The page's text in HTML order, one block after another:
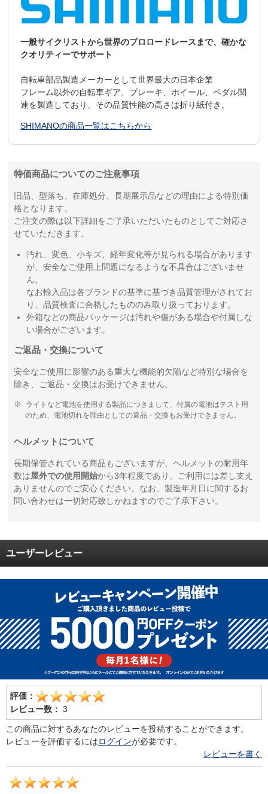
一般サイクリストから世界のプロロードレースまで、確かな
クオリティーでサポート
自転車部品製造メーカーとして世界最大の日本企業
フレーム以外の自転車ギア、ブレーキ、ホイール、ペダル関
連を製造しており、その品質性能の高さは折り紙付き。
SHIMANOの商品一覧はこちらから
特価商品についてのご注意事項
旧品、型落ち、在庫処分、長期展示品などの理由による特別価
格となります。
ご注文の際は以下詳細をご了承いただいたものとしてご対応さ
せていただきます。
汚れ、変色、小キズ、経年変化等が見られる場合があります
が、安全なご使用上問題になるような不具合はございませ
ん。
なお輸入品は各ブランドの基準に基づき品質管理がされてお
り、品質検査に合格したもののみ取り扱っております。
外箱などの商品パッケージは汚れや傷がある場合や付属しな
い場合がございます。
ご返品・交換について
安全なご使用に影響のある重大な機能的欠陥など特別な場合を
除き、ご返品・交換はお受けできません。
ライトなど電池を使用する製品につきまして、付属の電池はテスト用
のため、電池切れを理由としての返品・交換もお受けできません。
ヘルメットについて
長期保管されている商品もございますが、ヘルメットの耐用年
数は屋外での使用開始から3年程度であり、ご利用には差し支え
ありませんのでご安心ください。なお、製造年月日に関するお
問い合わせは一切対応致しかねますのでご了承下さい。
ユーザーレビュー
評価：
レビュー数： 3
この商品に対するあなたのレビューを投稿することができます。
レビューを評価するにはログインが必要です。
レビューを書く